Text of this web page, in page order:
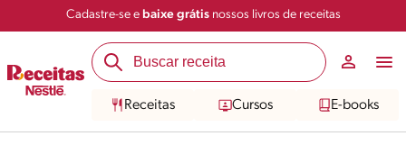
Cadastre-se e baixe grátisnossos livros de receitas
Receitas Cursos E-books
Salvar Compartilhar